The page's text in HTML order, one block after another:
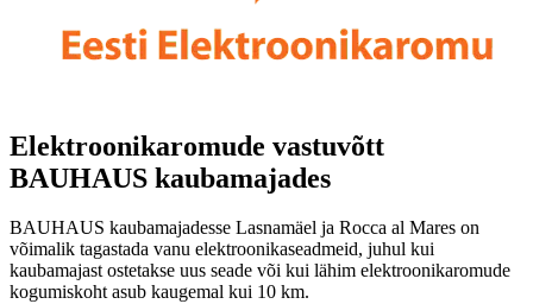
Elektroonikaromude vastuvõtt
BAUHAUS kaubamajades
BAUHAUS kaubamajadesse Lasnamäel ja Rocca al Mares on
võimalik tagastada vanu elektroonikaseadmeid, juhul kui
kaubamajast ostetakse uus seade või kui lähim elektroonikaromude
kogumiskoht asub kaugemal kui 10 km.